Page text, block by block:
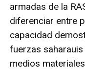
armadas de la
diferenciar entre
capacidad
fuerzas
medios